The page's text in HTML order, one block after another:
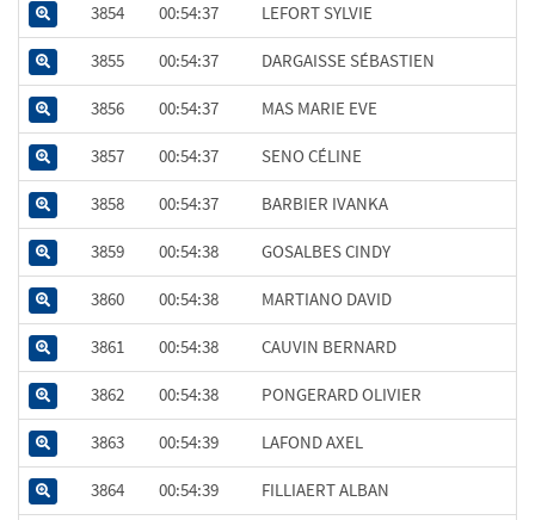
3854 00:54:37 LEFORT SYLVIE
3855 00:54:37 DARGAISSE SÉBASTIEN
3856 00:54:37 MAS MARIE EVE
3857 00:54:37 SENO CÉLINE
3858 00:54:37 BARBIER IVANKA
3859 00:54:38 GOSALBES CINDY
3860 00:54:38 MARTIANO DAVID
3861 00:54:38 CAUVIN BERNARD
3862 00:54:38 PONGERARD OLIVIER
3863 00:54:39 LAFOND AXEL
3864 00:54:39 FILLIAERT ALBAN